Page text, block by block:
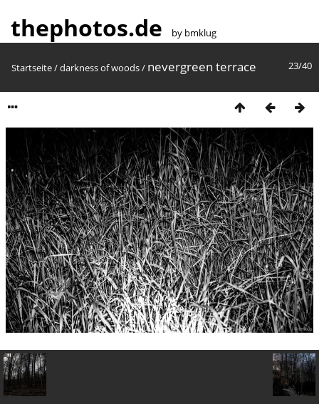
thephotos.de by bmklug
23/40
Startseite/darkness of woods/ nevergreen terrace